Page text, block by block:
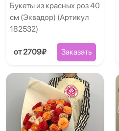
Букеты из красных роз 40
см (Эквадор) (Артикул
182532)
от 2709₽ Заказать